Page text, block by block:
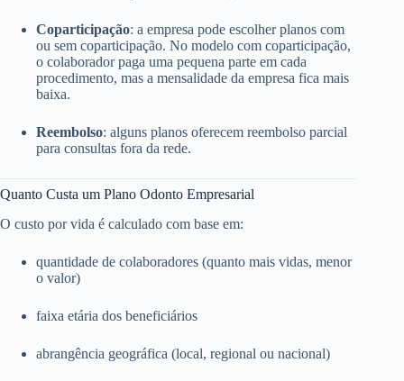
Coparticipação: a empresa pode escolher planos com
ou sem coparticipação. No modelo com coparticipação,
o colaborador paga uma pequena parte em cada
procedimento, mas a mensalidade da empresa fica mais
baixa.
Reembolso: alguns planos oferecem reembolso parcial
para consultas fora da rede.
Quanto Custa um Plano Odonto Empresarial
O custo por vida é calculado com base em:
quantidade de colaboradores (quanto mais vidas, menor
o valor)
faixa etária dos beneficiários
abrangência geográfica (local, regional ou nacional)